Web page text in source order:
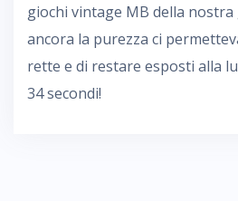
giochi vintage MB della
ancora la purezza ci
rette e di restare esposti alla
34 secondi!